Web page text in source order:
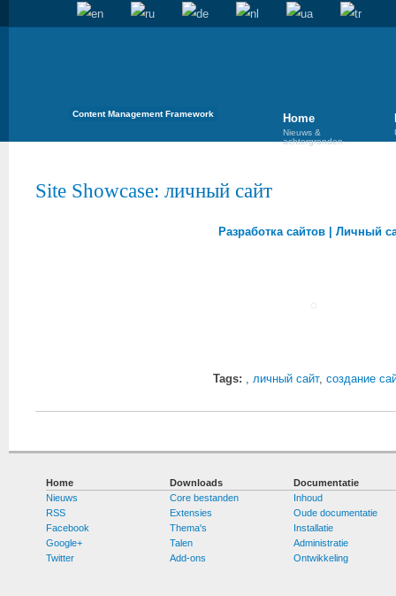
Content Management Framework Home
Nieuws &
achtergronden
Site Showcase: личный сайт
Разработка сайтов | Личный
Tags: , личный сайт, создание
Home
Nieuws
RSS
Facebook
Google+
Twitter
Downloads
Core bestanden
Extensies
Thema's
Talen
Add-ons
Documentatie
Inhoud
Oude documentatie
Installatie
Administratie
Ontwikkeling